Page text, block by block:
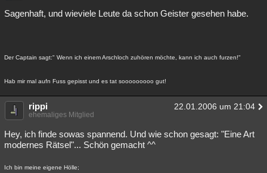
Sagenhaft, und wieviele Leute da schon Geister gesehen habe.
Der Captain sagt:" Wenn ich einem Arschloch zuhören möchte, kann ich auch furzen!"
Hab mir mal aufn Fuss gepisst und es tat sooooooooo gut!
rippi 22.01.2006 um 21:04
ehemaliges Mitglied
Hey, ich finde sowas spannend. Und wie schon gesagt: "Eine Art
modernes Rätsel"... Schön gemacht ^^
Ich bin meine eigene Hölle;